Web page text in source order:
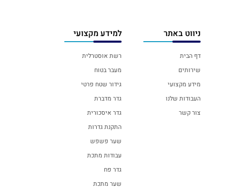
ניווט באתר
דף הבית
שירותים
מידע מקצועי
העבודות שלנו
צור קשר
למידע מקצועי
רשת אוסטרלית
מעבר בטוח
גידור שטח פרטי
גדר מדברת
גדר איסכורית
התקנת גדרות
שער פשפש
עבודות מתכת
גדר פח
שער מתכת